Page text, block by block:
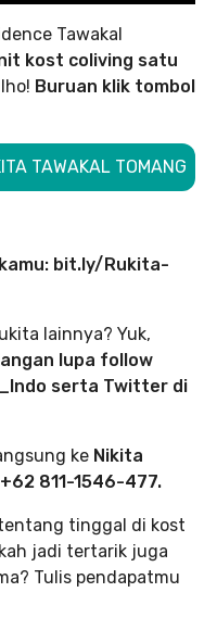
Tawakal
kost coliving satu
Buruan klik tombol
TAWAKAL TOMANG
bit.ly/Rukita-
lainnya? Yuk,
lupa follow
serta Twitter di
ke Nikita
811-1546-477.
tinggal di kost
jadi tertarik juga
Tulis pendapatmu